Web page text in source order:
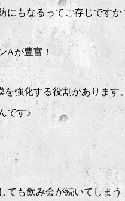
にもなるってご存じですか
Aが豊富！
を強化する役割がありま
です♪
ても飲み会が続いてしまう